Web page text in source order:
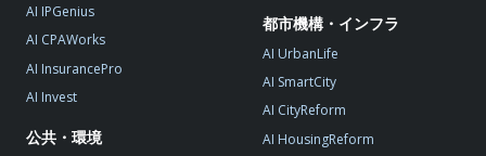
AI IPGenius
AI CPAWorks
AI InsurancePro
AI Invest
公共・環境
都市機構・インフラ
AI UrbanLife
AI SmartCity
AI CityReform
AI HousingReform